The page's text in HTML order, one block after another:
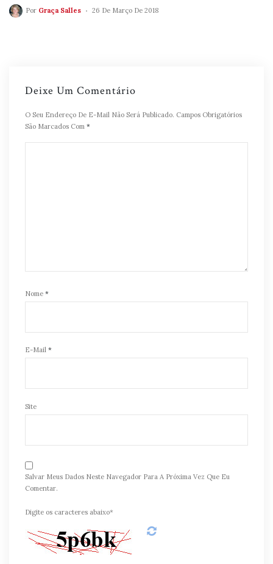
Por Graça Salles 26 De Março De 2018
Deixe Um Comentário
O Seu Endereço De E-Mail Não Será Publicado. Campos Obrigatórios
São Marcados Com *
Nome *
E-Mail *
Site
Salvar Meus Dados Neste Navegador Para A Próxima Vez Que Eu
Comentar.
Digite os caracteres abaixo*